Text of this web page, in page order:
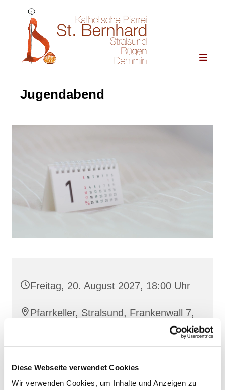
Diese Webseite verwendet Cookies
Wir verwenden Cookies, um Inhalte und Anzeigen zu
Jugendabend
Freitag, 20. August 2027, 18:00 Uhr
Pfarrkeller, Stralsund, Frankenwall 7,